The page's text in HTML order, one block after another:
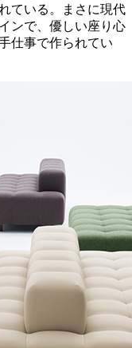
ている。まさに現代
ンで、優しい座り心
仕事で作られてい